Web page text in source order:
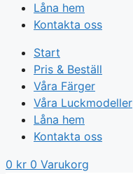
Låna hem
Kontakta oss
Start
Pris & Beställ
Våra Färger
Våra Luckmodeller
Låna hem
Kontakta oss
0 kr 0 Varukorg